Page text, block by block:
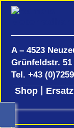
A – 4523
Grünfeldstr. 51
Tel. +43
Shop